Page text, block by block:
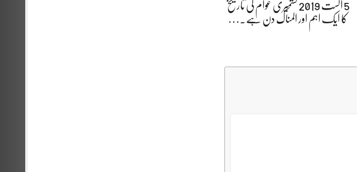
5 اگست 2019 کشمیری عوام کی تاریخ
کا ایک اہم اور المناک دن ہے.…